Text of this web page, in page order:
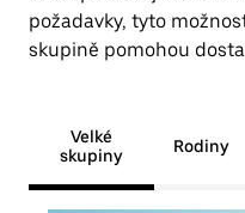
požadavky, tyto
skupině pomohou
Velké
skupiny
Rodiny